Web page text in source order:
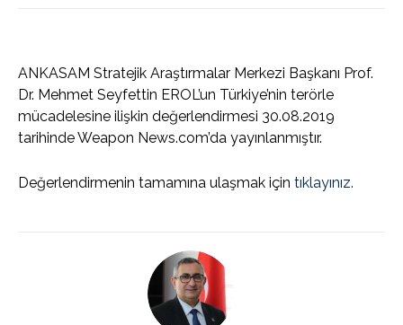
ANKASAM Stratejik Araştırmalar Merkezi Başkanı Prof.
Dr. Mehmet Seyfettin EROL’un Türkiye’nin terörle
mücadelesine ilişkin değerlendirmesi 30.08.2019
tarihinde Weapon News.com’da yayınlanmıştır.
Değerlendirmenin tamamına ulaşmak için tıklayınız.